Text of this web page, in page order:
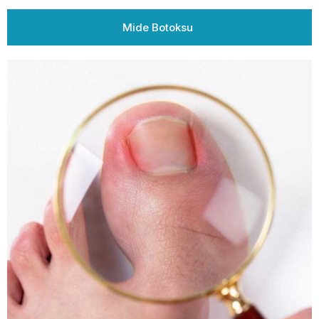
Mide Botoksu